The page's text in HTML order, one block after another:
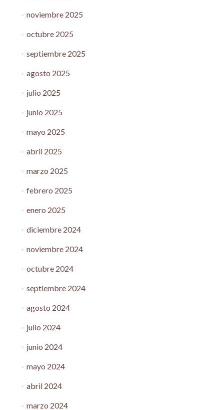
noviembre 2025
octubre 2025
septiembre 2025
agosto 2025
julio 2025
junio 2025
mayo 2025
abril 2025
marzo 2025
febrero 2025
enero 2025
diciembre 2024
noviembre 2024
octubre 2024
septiembre 2024
agosto 2024
julio 2024
junio 2024
mayo 2024
abril 2024
marzo 2024